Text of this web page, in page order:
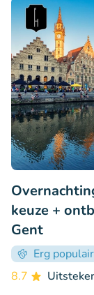
keuze +
Gent
Erg
8.7